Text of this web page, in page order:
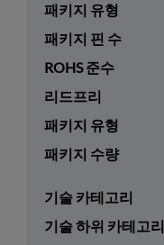
패키지 유형
패키지 핀 수
ROHS 준수
리드프리
패키지 유형
패키지 수량
기술 카테고리
기술 하위 카테고리